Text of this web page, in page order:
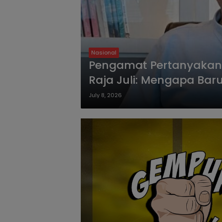
Nasional
Pengamat
Raja Juli: Mengapa
July 8, 2026